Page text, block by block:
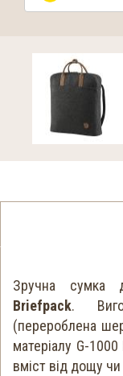
Зручна сумка
Briefpack.
(перероблена
матеріалу G-
вміст від дощу чи